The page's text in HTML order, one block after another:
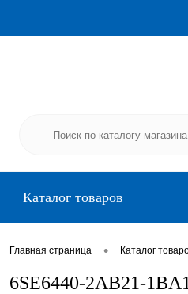
Каталог товаров
Главная страница • Каталог
6SE6440-2AB21-